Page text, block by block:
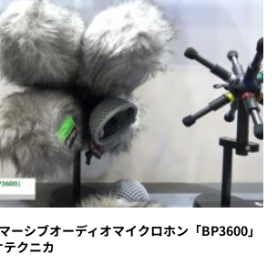
シブオーディオマイクロホン「BP3600」
クニカ